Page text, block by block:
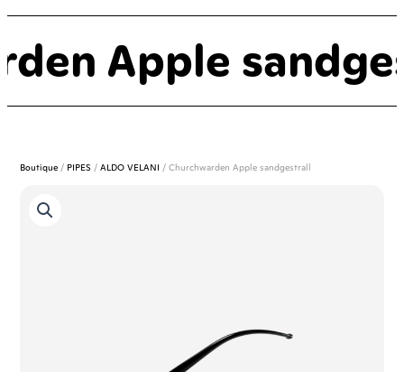
Apple
Boutique / PIPES /ALDO VELANI / Churchwarden Apple sandgestrall